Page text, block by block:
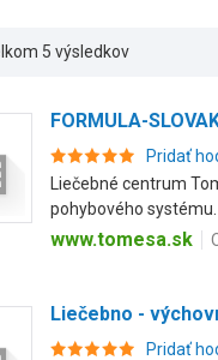
5 výsledkov
FORMULA-
Pridať
Liečebné centrum
pohybového systému.
www.tomesa.sk
Liečebno -
Pridať